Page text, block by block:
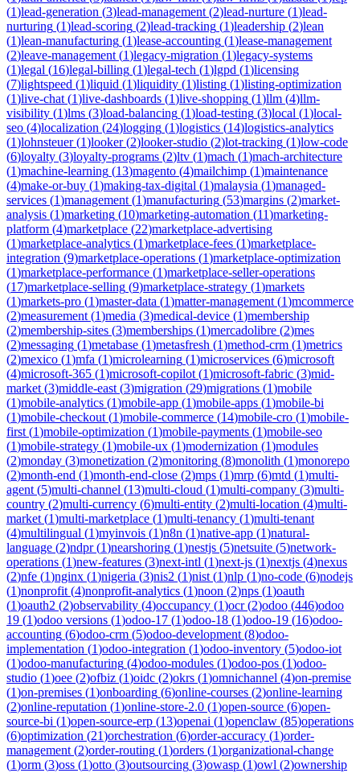
(1)lead-generation (3)lead-management (2)lead-nurture (1)lead-
nurturing (1)lead-scoring (2)lead-tracking (1)leadership (2)lean
(1)lean-manufacturing (1)lease-accounting (1)lease-management
(2)leave-management (1)legacy-migration (1)legacy-systems
(1)legal (16)legal-billing (1)legal-tech (1)lgpd (1)licensing
(7)lightspeed (1)liquid (1)liquidity (1)listing (1)listing-optimization
(1)live-chat (1)live-dashboards (1)live-shopping (1)llm (4)llm-
visibility (1)lms (3)load-balancing (1)load-testing (3)local (1)local-
seo (4)localization (24)logging (1)logistics (14)logistics-analytics
(1)lohnsteuer(1)looker(2)looker-studio (2)lot-tracking (1)low-code
(6)loyalty (3)loyalty-programs (2)ltv (1)mach (1)mach-architecture
(1)machine-learning (13)magento (4)mailchimp (1)maintenance
(4)make-or-buy (1)making-tax-digital (1)malaysia (1)managed-
services (1)management (1)manufacturing (53)margins (2)market-
analysis (1)marketing (10)marketing-automation (11)marketing-
platform (4)marketplace (22)marketplace-advertising
(1)marketplace-analytics (1)marketplace-fees (1)marketplace-
integration (9)marketplace-operations (1)marketplace-optimization
(1)marketplace-performance (1)marketplace-seller-operations
(17)marketplace-selling (9)marketplace-strategy (1)markets
(1)markets-pro (1)master-data (1)matter-management (1)mcommerce
(2)measurement (1)media (3)medical-device (1)membership
(2)membership-sites (3)memberships (1)mercadolibre (2)mes
(2)messaging (1)metabase (1)metasfresh (1)method-crm (1)metrics
(2)mexico (1)mfa (1)microlearning (1)microservices (6)microsoft
(4)microsoft-365 (1)microsoft-copilot (1)microsoft-fabric (3)mid-
market (3)middle-east (3)migration (29)migrations (1)mobile
(1)mobile-analytics (1)mobile-app (1)mobile-apps (1)mobile-bi
(1)mobile-checkout (1)mobile-commerce (14)mobile-cro (1)mobile-
first (1)mobile-optimization (1)mobile-payments (1)mobile-seo
(1)mobile-strategy (1)mobile-ux (1)modernization (1)modules
(2)monday (3)monetization (2)monitoring (8)monolith (1)monorepo
(2)month-end (1)month-end-close (2)mps (1)mrp (6)mtd (1)multi-
agent (5)multi-channel (13)multi-cloud (1)multi-company (3)multi-
country (2)multi-currency (6)multi-entity (2)multi-location (4)multi-
market (1)multi-marketplace (1)multi-tenancy (1)multi-tenant
(4)multilingual (1)myinvois (1)n8n (1)native-app (1)natural-
language (2)ndpr(1)nearshoring (1)nestjs (5)netsuite (5)network-
operations (1)new-features (3)next-intl (1)next-js (1)nextjs (4)nexus
(2)nfe (1)nginx (1)nigeria (3)nis2 (1)nist (1)nlp (1)no-code (6)nodejs
(1)nonprofit (4)nonprofit-analytics (1)noon (2)nps (1)oauth
(1)oauth2 (2)observability (4)occupancy (1)ocr(2)odoo (446)odoo
19 (1)odoo versions (1)odoo-17 (1)odoo-18 (1)odoo-19 (16)odoo-
accounting (6)odoo-crm (5)odoo-development (8)odoo-
implementation (1)odoo-integration (1)odoo-inventory (5)odoo-iot
(1)odoo-manufacturing (4)odoo-modules (1)odoo-pos (1)odoo-
studio (1)oee (2)ofbiz (1)oidc (2)okrs (1)omnichannel (4)on-premise
(1)on-premises (1)onboarding (6)online-courses (2)online-learning
(2)online-reputation (1)online-store-2.0 (1)open-source (6)open-
source-bi (1)open-source-erp (13)openai (1)openclaw (85)operations
(6)optimization (21)orchestration (6)order-accuracy (1)order-
management (2)order-routing (1)orders (1)organizational-change
(1)orm (3)oss (1)otto (3)outsourcing (3)owasp (1)owl (2)ownership